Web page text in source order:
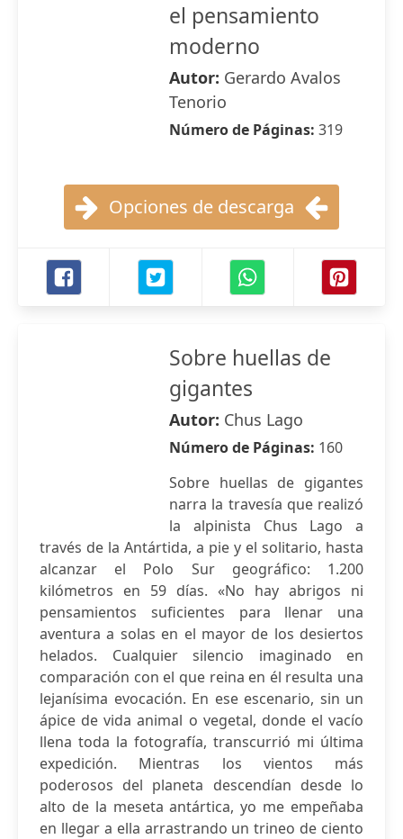
el pensamiento
moderno
Autor: Gerardo Avalos
Tenorio
Número de Páginas: 319
Opciones de descarga
Sobre huellas de
gigantes
Autor: Chus Lago
Número de Páginas: 160
Sobre huellas de gigantes
narra la travesía que realizó
la alpinista Chus Lago a
través de la Antártida, a pie y el solitario, hasta
alcanzar el Polo Sur geográfico: 1.200
kilómetros en 59 días. «No hay abrigos ni
pensamientos suficientes para llenar una
aventura a solas en el mayor de los desiertos
helados. Cualquier silencio imaginado en
comparación con el que reina en él resulta una
lejanísima evocación. En ese escenario, sin un
ápice de vida animal o vegetal, donde el vacío
llena toda la fotografía, transcurrió mi última
expedición. Mientras los vientos más
poderosos del planeta descendían desde lo
alto de la meseta antártica, yo me empeñaba
en llegar a ella arrastrando un trineo de ciento